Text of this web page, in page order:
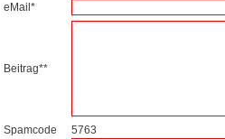
eMail*
Beitrag**
Spamcode
5763